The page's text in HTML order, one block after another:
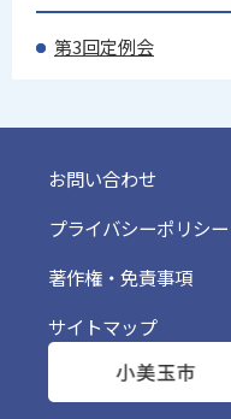
第3回定例会
お問い合わせ
プライバシーポリシー
著作権・免責事項
サイトマップ